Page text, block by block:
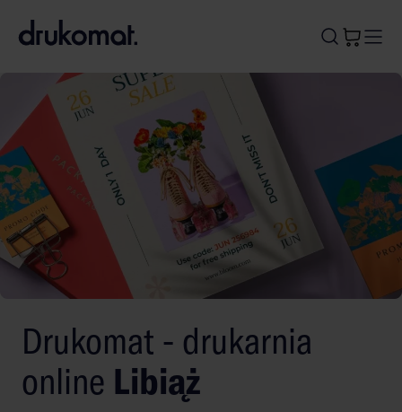
A
Drukomat - drukarnia
online Libiąż